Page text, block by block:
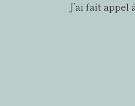
J’ai fait appel